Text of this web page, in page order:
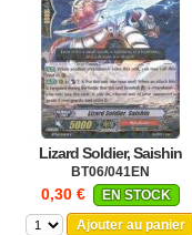
Lizard Soldier, Saishin
BT06/041EN
0,30 €
EN STOCK
Ajouter au panier